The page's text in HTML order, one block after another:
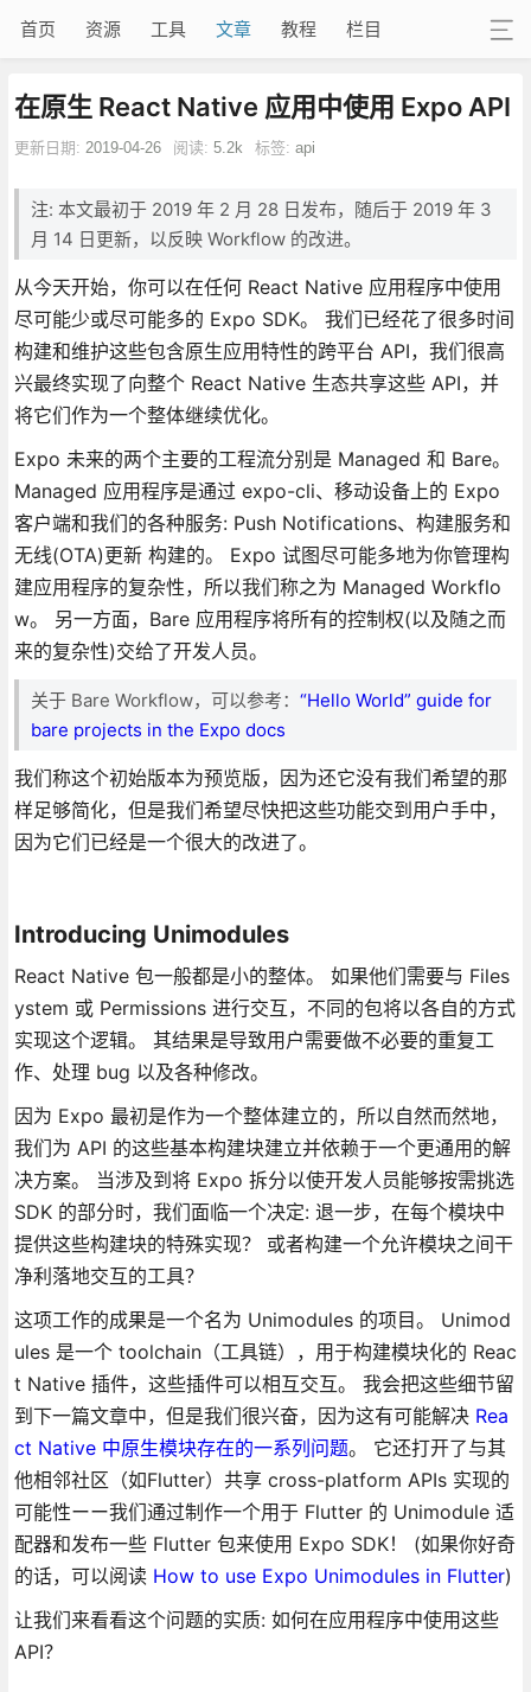
首页 资源 工具 文章 教程 栏目
在原生 React Native 应用中使用 Expo API
更新日期: 2019-04-26 阅读: 5.2k 标签: api
注: 本文最初于 2019 年 2 月 28 日发布，随后于 2019 年 3
月 14 日更新，以反映 Workflow 的改进。
从今天开始，你可以在任何 React Native 应用程序中使用
尽可能少或尽可能多的 Expo SDK。 我们已经花了很多时间
构建和维护这些包含原生应用特性的跨平台 API，我们很高
兴最终实现了向整个 React Native 生态共享这些 API，并
将它们作为一个整体继续优化。
Expo 未来的两个主要的工程流分别是 Managed 和 Bare。
Managed 应用程序是通过 expo-cli、移动设备上的 Expo
客户端和我们的各种服务: Push Notifications、构建服务和
无线(OTA)更新 构建的。 Expo 试图尽可能多地为你管理构
建应用程序的复杂性，所以我们称之为 Managed Workflo
w。 另一方面，Bare 应用程序将所有的控制权(以及随之而
来的复杂性)交给了开发人员。
关于 Bare Workflow，可以参考： “Hello World” guide for
bare projects in the Expo docs
我们称这个初始版本为预览版，因为还它没有我们希望的那
样足够简化，但是我们希望尽快把这些功能交到用户手中，
因为它们已经是一个很大的改进了。
Introducing Unimodules
React Native 包一般都是小的整体。 如果他们需要与 Files
ystem 或 Permissions 进行交互，不同的包将以各自的方式
实现这个逻辑。 其结果是导致用户需要做不必要的重复工
作、处理 bug 以及各种修改。
因为 Expo 最初是作为一个整体建立的，所以自然而然地，
我们为 API 的这些基本构建块建立并依赖于一个更通用的解
决方案。 当涉及到将 Expo 拆分以使开发人员能够按需挑选
SDK 的部分时，我们面临一个决定: 退一步，在每个模块中
提供这些构建块的特殊实现？ 或者构建一个允许模块之间干
净利落地交互的工具？
这项工作的成果是一个名为 Unimodules 的项目。 Unimod
ules 是一个 toolchain（工具链），用于构建模块化的 Reac
t Native 插件，这些插件可以相互交互。 我会把这些细节留
到下一篇文章中，但是我们很兴奋，因为这有可能解决 Rea
ct Native 中原生模块存在的一系列问题。 它还打开了与其
他相邻社区（如Flutter）共享 cross-platform APIs 实现的
可能性ーー我们通过制作一个用于 Flutter 的 Unimodule 适
配器和发布一些 Flutter 包来使用 Expo SDK！ (如果你好奇
的话，可以阅读 How to use Expo Unimodules in Flutter)
让我们来看看这个问题的实质: 如何在应用程序中使用这些
API？